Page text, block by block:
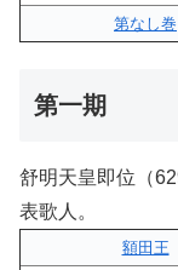
第なし巻
第一期
舒明天皇即位（
表歌人。
額田王